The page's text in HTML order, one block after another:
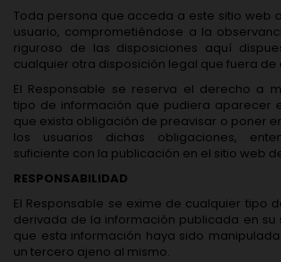
Toda persona que acceda a este sitio web
usuario, comprometiéndose a la
riguroso de las disposiciones aquí
cualquier otra disposición legal que fuera de
El Responsable se reserva el derecho a
tipo de información que pudiera aparecer
que exista obligación de preavisar o poner
los usuarios dichas obligaciones,
suficiente con la publicación en el sitio web
RESPONSABILIDAD
El Responsable se exime de cualquier tipo
derivada de la información publicada en su
que esta información haya sido
un tercero ajeno al mismo.